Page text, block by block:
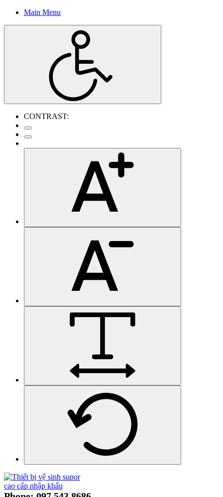
Main Menu
CONTRAST: